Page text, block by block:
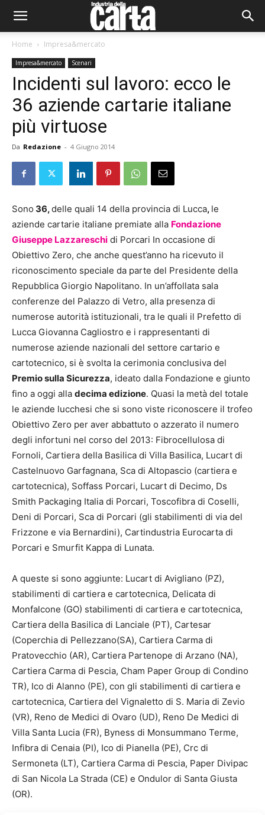
Home Impresa&mercato
Impresa&mercato Scenari
Incidenti sul lavoro: ecco le
36 aziende cartarie italiane
più virtuose
Da Redazione - 4 Giugno 2014
Sono 36,delle quali 14 della provincia di Lucca, le
aziende cartarie italiane premiate alla Fondazione
Giuseppe Lazzareschi di Porcari In occasione di
Obiettivo Zero, che anche quest’anno ha ricevuto il
riconoscimento speciale da parte del Presidente della
Repubblica Giorgio Napolitano. In un’affollata sala
conferenze del Palazzo di Vetro, alla presenza di
numerose autorità istituzionali, tra le quali il Prefetto di
Lucca Giovanna Cagliostro e i rappresentanti di
numerose aziende nazionali del settore cartario e
cartotecnico, si è svolta la cerimonia conclusiva del
Premio sulla Sicurezza, ideato dalla Fondazione e giunto
fino a oggi alla decima edizione. Quasi la metà del totale
le aziende lucchesi che si sono viste riconoscere il trofeo
Obiettivo Zero per aver abbattuto o azzerato il numero
degli infortuni nel corso del 2013: Fibrocellulosa di
Fornoli, Cartiera della Basilica di Villa Basilica, Lucart di
Castelnuovo Garfagnana, Sca di Altopascio (cartiera e
cartotecnica), Soffass Porcari, Lucart di Decimo, Ds
Smith Packaging Italia di Porcari, Toscofibra di Coselli,
Deni di Porcari, Sca di Porcari (gli stabilimenti di via del
Frizzone e via Bernardini), Cartindustria Eurocarta di
Porcari e Smurfit Kappa di Lunata.
A queste si sono aggiunte: Lucart di Avigliano (PZ),
stabilimenti di cartiera e cartotecnica, Delicata di
Monfalcone (GO) stabilimenti di cartiera e cartotecnica,
Cartiera della Basilica di Lanciale (PT), Cartesar
(Coperchia di Pellezzano(SA), Cartiera Carma di
Pratovecchio (AR), Cartiera Partenope di Arzano (NA),
Cartiera Carma di Pescia, Cham Paper Group di Condino
TR), Ico di Alanno (PE), con gli stabilimenti di cartiera e
cartotecnica, Cartiera del Vignaletto di S. Maria di Zevio
(VR), Reno de Medici di Ovaro (UD), Reno De Medici di
Villa Santa Lucia (FR), Byness di Monsummano Terme,
Infibra di Cenaia (PI), Ico di Pianella (PE), Crc di
Sermoneta (LT), Cartiera Carma di Pescia, Paper Divipac
di San Nicola La Strada (CE) e Ondulor di Santa Giusta
(OR).